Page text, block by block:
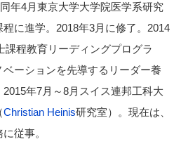
年4月東京大学大学院医学系研究
に進学。2018年3月に修了。2014
課程教育リーディングプログラ
ーションを先導するリーダー養
年7月～8月スイス連邦工科大
Christian Heinis研究室）。現在は、
従事。